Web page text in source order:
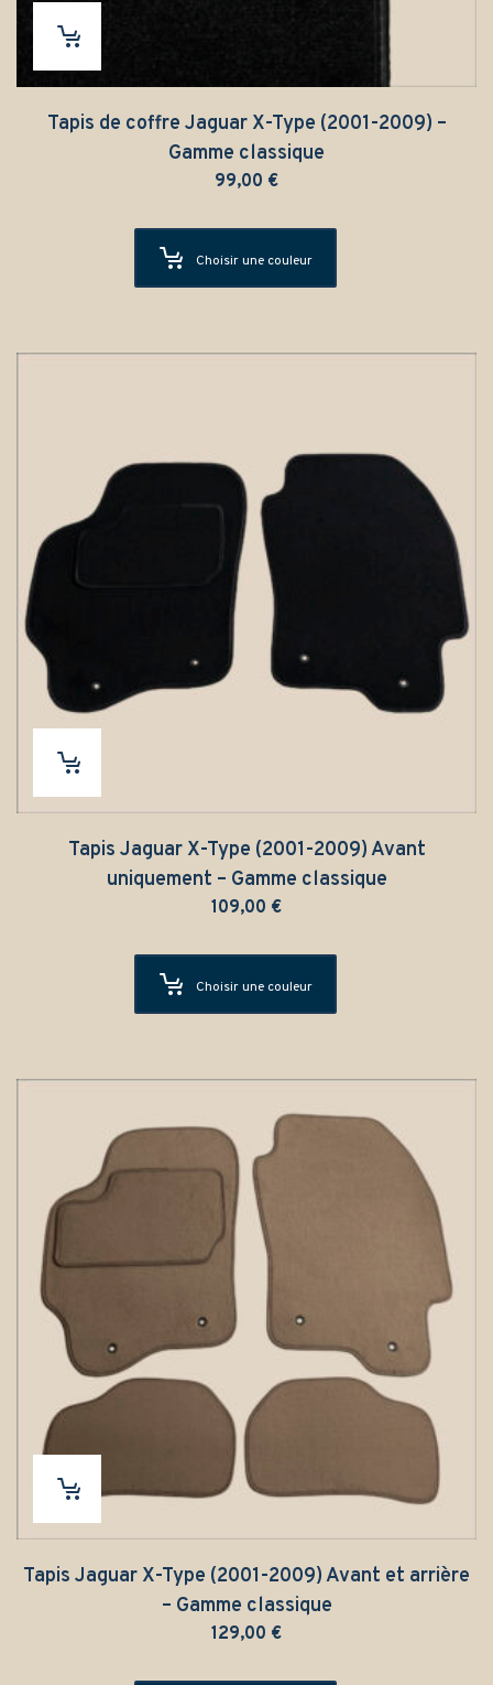
Tapis de coffre Jaguar X-Type (2001-2009) –
Gamme classique
99,00 €
Choisir une couleur
Tapis Jaguar X-Type (2001-2009) Avant
uniquement – Gamme classique
109,00 €
Choisir une couleur
Tapis Jaguar X-Type (2001-2009) Avant et arrière
– Gamme classique
129,00 €